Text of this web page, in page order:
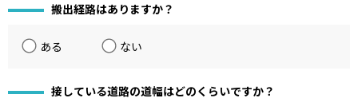
搬出経路はありますか？
ある ない
接している道路の道幅はどのくらいですか？